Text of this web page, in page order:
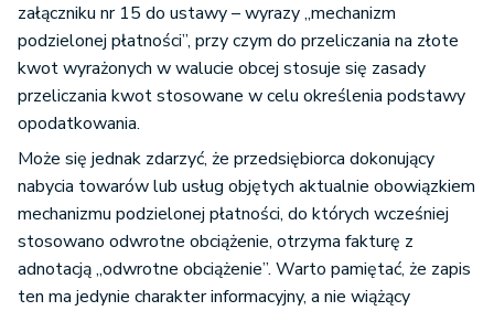
załączniku nr 15 do ustawy – wyrazy „mechanizm
podzielonej płatności”, przy czym do przeliczania na złote
kwot wyrażonych w walucie obcej stosuje się zasady
przeliczania kwot stosowane w celu określenia podstawy
opodatkowania.
Może się jednak zdarzyć, że przedsiębiorca dokonujący
nabycia towarów lub usług objętych aktualnie obowiązkiem
mechanizmu podzielonej płatności, do których wcześniej
stosowano odwrotne obciążenie, otrzyma fakturę z
adnotacją „odwrotne obciążenie”. Warto pamiętać, że zapis
ten ma jedynie charakter informacyjny, a nie wiążący